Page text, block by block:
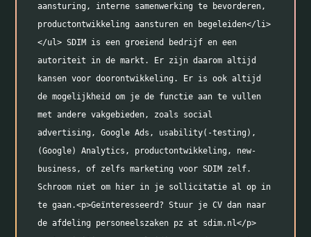
aansturing, interne samenwerking te bevorderen,
productontwikkeling aansturen en begeleiden</li>
</ul> SDIM is een groeiend bedrijf en een
autoriteit in de markt. Er zijn daarom altijd
kansen voor doorontwikkeling. Er is ook altijd
de mogelijkheid om je de functie aan te vullen
met andere vakgebieden, zoals social
advertising, Google Ads, usability(-testing),
(Google) Analytics, productontwikkeling, new-
business, of zelfs marketing voor SDIM zelf.
Schroom niet om hier in je sollicitatie al op in
te gaan.<p>Geïnteresseerd? Stuur je CV dan naar
de afdeling personeelszaken pz at sdim.nl</p>